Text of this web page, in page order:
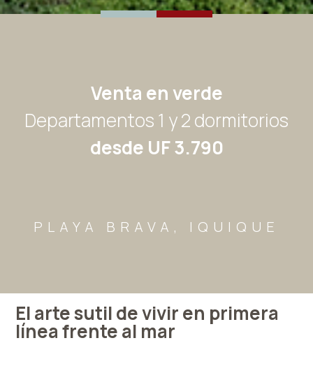
Venta en verde
Departamentos 1 y 2 dormitorios
desde UF 3.790
PLAYA BRAVA, IQUIQUE
El arte sutil de vivir en primera
línea frente al mar